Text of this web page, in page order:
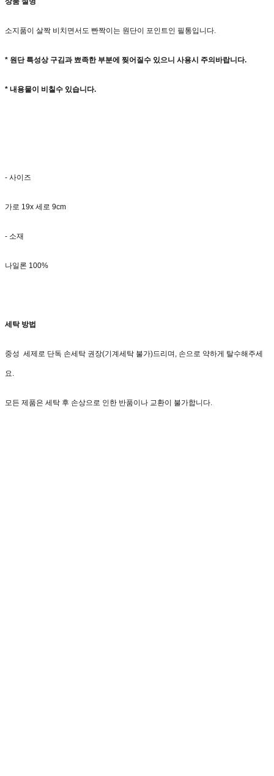
소지품이 살짝 비치면서도 빤짝이는 원단이 포인트인 필통입니다.
* 원단 특성상 구김과 뾰족한 부분에 찢어질수 있으니 사용시 주의바랍니다.
* 내용물이 비칠수 있습니다.
- 사이즈
가로 19x 세로 9cm
- 소재
나일론 100%
세탁 방법
중성 세제로 단독 손세탁 권장(기계세탁 불가)드리며, 손으로 약하게 탈수해주세
요.
모든 제품은 세탁 후 손상으로 인한 반품이나 교환이 불가합니다.